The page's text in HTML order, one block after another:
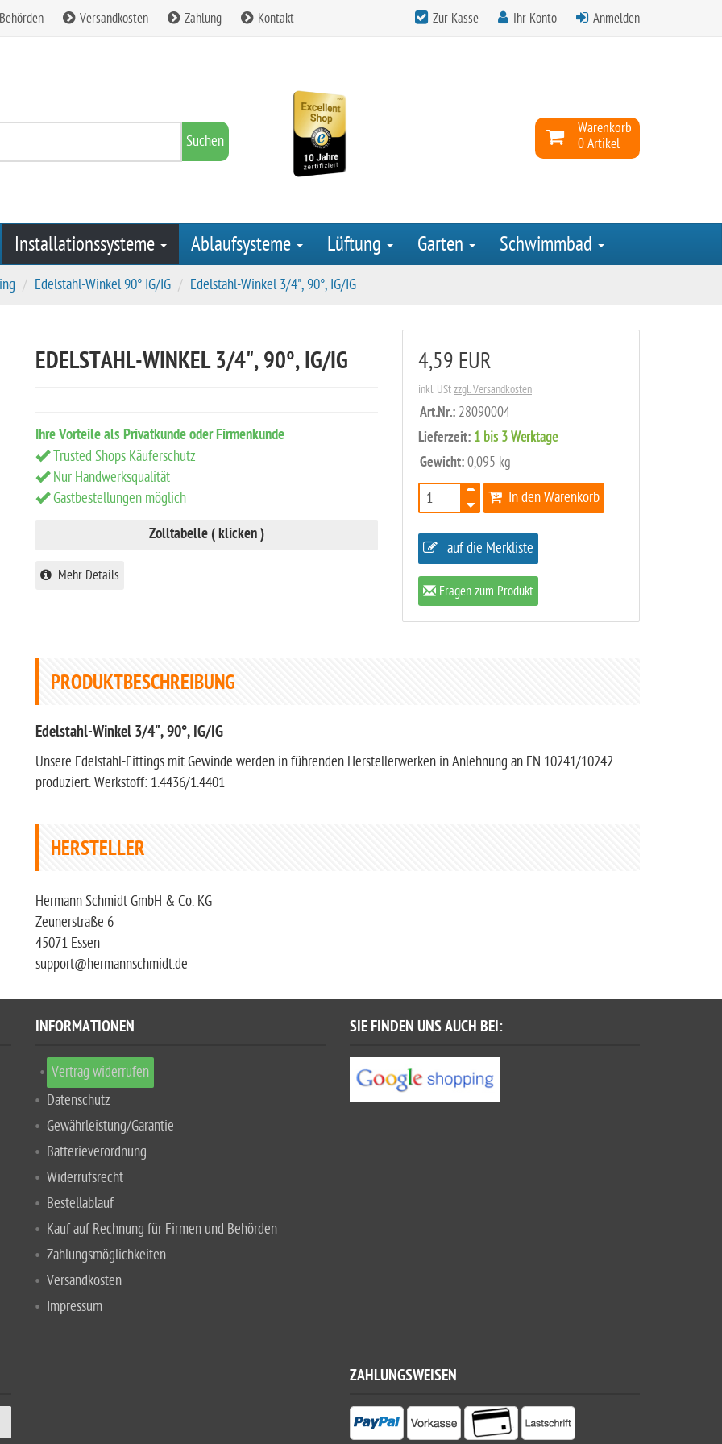
Versandkosten Zahlung Kontakt Zur Kasse Ihr Konto Anmelden
Suchen
Warenkorb
0 Artikel
Installationssysteme Ablaufsysteme Lüftung Garten Schwimmbad
Edelstahl-Winkel 90° IG/IG Edelstahl-Winkel 3/4", 90°, IG/IG
4,59 EUR
inkl. UStzzgl. Versandkosten
Art.Nr.: 28090004
Lieferzeit: 1 bis 3 Werktage
Gewicht: 0,095 kg
In den Warenkorb
auf die Merkliste
Fragen zum Produkt
EDELSTAHL-WINKEL 3/4", 90°, IG/IG
Ihre Vorteile als Privatkunde oder Firmenkunde
Trusted Shops Käuferschutz
Nur Handwerksqualität
Gastbestellungen möglich
Zolltabelle ( klicken )
Mehr Details
PRODUKTBESCHREIBUNG
Edelstahl-Winkel 3/4", 90°, IG/IG
Unsere Edelstahl-Fittings mit Gewinde werden in führenden Herstellerwerken in Anlehnung an EN 10241/10242
produziert. Werkstoff: 1.4436/1.4401
HERSTELLER
Hermann Schmidt GmbH & Co. KG
Zeunerstraße 6
45071 Essen
support@hermannschmidt.de
INFORMATIONEN
Vertrag widerrufen
Datenschutz
Gewährleistung/Garantie
Batterieverordnung
Widerrufsrecht
Bestellablauf
Kauf auf Rechnung für Firmen und Behörden
Zahlungsmöglichkeiten
Versandkosten
Impressum
SIE FINDEN UNS AUCH BEI:
ZAHLUNGSWEISEN